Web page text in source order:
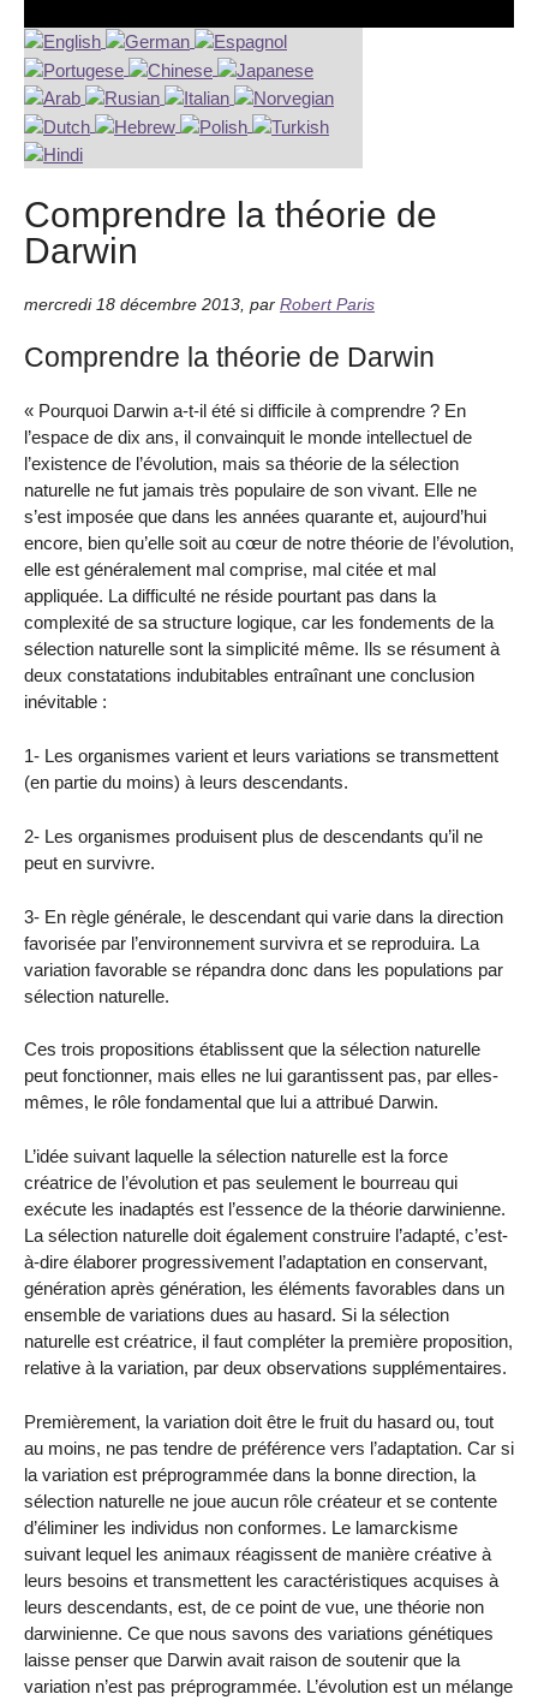
Comprendre la théorie de
Darwin
mercredi 18 décembre 2013 par Robert Paris
Comprendre la théorie de Darwin
« Pourquoi Darwin a-t-il été si difficile à comprendre ? En
l’espace de dix ans, il convainquit le monde intellectuel de
l’existence de l’évolution, mais sa théorie de la sélection
naturelle ne fut jamais très populaire de son vivant. Elle ne
s’est imposée que dans les années quarante et, aujourd’hui
encore, bien qu’elle soit au cœur de notre théorie de l’évolution,
elle est généralement mal comprise, mal citée et mal
appliquée. La difficulté ne réside pourtant pas dans la
complexité de sa structure logique, car les fondements de la
sélection naturelle sont la simplicité même. Ils se résument à
deux constatations indubitables entraînant une conclusion
inévitable :
1- Les organismes varient et leurs variations se transmettent
(en partie du moins) à leurs descendants.
2- Les organismes produisent plus de descendants qu’il ne
peut en survivre.
3- En règle générale, le descendant qui varie dans la direction
favorisée par l’environnement survivra et se reproduira. La
variation favorable se répandra donc dans les populations par
sélection naturelle.
Ces trois propositions établissent que la sélection naturelle
peut fonctionner, mais elles ne lui garantissent pas, par elles-
mêmes, le rôle fondamental que lui a attribué Darwin.
L’idée suivant laquelle la sélection naturelle est la force
créatrice de l’évolution et pas seulement le bourreau qui
exécute les inadaptés est l’essence de la théorie darwinienne.
La sélection naturelle doit également construire l’adapté, c’est-
à-dire élaborer progressivement l’adaptation en conservant,
génération après génération, les éléments favorables dans un
ensemble de variations dues au hasard. Si la sélection
naturelle est créatrice, il faut compléter la première proposition,
relative à la variation, par deux observations supplémentaires.
Premièrement, la variation doit être le fruit du hasard ou, tout
au moins, ne pas tendre de préférence vers l’adaptation. Car si
la variation est préprogrammée dans la bonne direction, la
sélection naturelle ne joue aucun rôle créateur et se contente
d’éliminer les individus non conformes. Le lamarckisme
suivant lequel les animaux réagissent de manière créative à
leurs besoins et transmettent les caractéristiques acquises à
leurs descendants, est, de ce point de vue, une théorie non
darwinienne. Ce que nous savons des variations génétiques
laisse penser que Darwin avait raison de soutenir que la
variation n’est pas préprogrammée. L’évolution est un mélange